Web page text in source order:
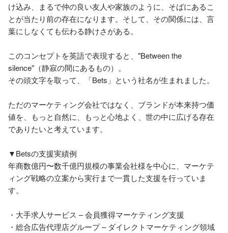
け込み、まるで仲の良い友人や家族のように、そばにあるこ
とが当たり前の存在になります。そして、その関係には、言
葉にしなくても伝わる静けさがある。
このコンセプトを英語で表現すると、"Between the
silence"（静寂の間にあるもの）。
その頭文字を取って、「Bets」という社名が生まれました。
ただのマーケティング会社ではなく、ブランドが本来持つ価
値を、もっと自然に、もっと心地よく、世の中に広げる存在
でありたいと考えています。
▼Betsの支援実績例
年商数億円〜数千億円規模の事業会社様を中心に、マーケテ
ィング戦略の立案から実行まで一貫した支援を行っていま
す。
・大手求人サービス – 会員獲得マーケティング支援
・総合広告代理店グループ – ダイレクトマーケティング領域